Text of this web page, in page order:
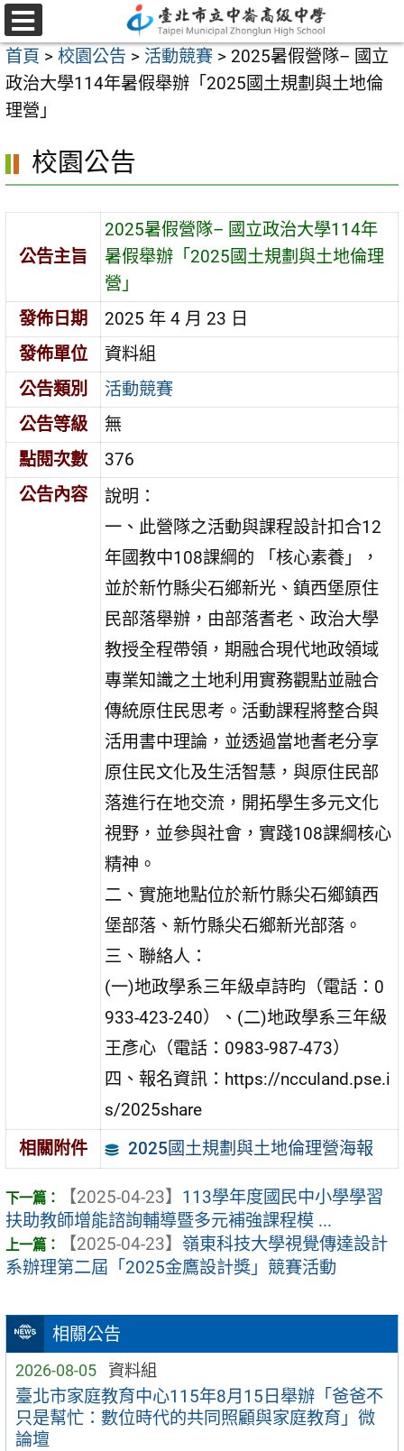
跳
至
主
要
內
區
選
單
首頁 > 校園公告 > 活動競賽 > 2025暑假營隊– 國立
政治大學114年暑假舉辦「2025國土規劃與土地倫
理營」
相關公告
2026-08-05 資料組
臺北市家庭教育中心115年8月15日舉辦「爸爸不
只是幫忙：數位時代的共同照顧與家庭教育」微
論壇
校園公告
公告主旨
2025暑假營隊– 國立政治大學114年
暑假舉辦「2025國土規劃與土地倫理
營」
發佈日期
2025 年 4 月 23 日
發佈單位
資料組
公告類別
活動競賽
公告等級
無
點閱次數
376
公告內容
說明：
一、此營隊之活動與課程設計扣合12
年國教中108課綱的 「核心素養」，
並於新竹縣尖石鄉新光、鎮西堡原住
民部落舉辦，由部落耆老、政治大學
教授全程帶領，期融合現代地政領域
專業知識之土地利用實務觀點並融合
傳統原住民思考。活動課程將整合與
活用書中理論，並透過當地耆老分享
原住民文化及生活智慧，與原住民部
落進行在地交流，開拓學生多元文化
視野，並參與社會，實踐108課綱核心
精神。
二、實施地點位於新竹縣尖石鄉鎮西
堡部落、新竹縣尖石鄉新光部落。
三、聯絡人：
(一)地政學系三年級卓詩昀（電話：0
933-423-240）、(二)地政學系三年級
王彥心（電話：0983-987-473）
四、報名資訊：https://ncculand.pse.i
s/2025share
相關附件
2025國土規劃與土地倫理營海報
【2025-04-23】 113學年度國民中小學學習
扶助教師增能諮詢輔導暨多元補強課程模 ...
【2025-04-23】 嶺東科技大學視覺傳達設計
系辦理第二屆「2025金鷹設計獎」競賽活動